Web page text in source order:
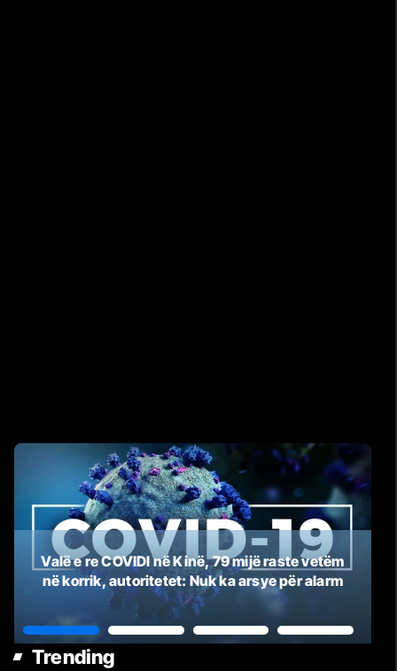
Valë e re COVIDI në Kinë, 79 mijë raste vetëm
në korrik, autoritetet: Nuk ka arsye për alarm
Trending